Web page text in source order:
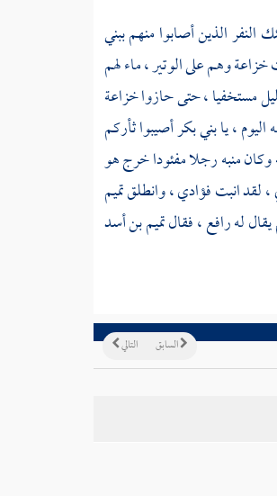
النفر الذين أصابوا منهمببني
خزاعةوهم علىالوتير، ماء لهم
مستخفيا ، حتى حازواخزاعة
، يابني بكرأصيبوا ثأركم
وكانمنبهرجلا مفئودا خرج هو
، لقد انبت فؤادي ، وانطلقتميم
لهرافع، فقالتميم بن أسد
التالي السابق